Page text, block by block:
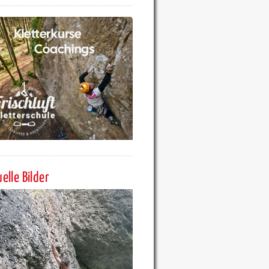
Bilder